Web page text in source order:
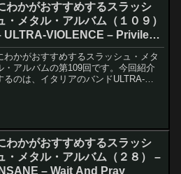
わかがおすすめするスラッシ
・メタル・アルバム（１０９）
ULTRA-VIOLENCE – Privilege
Overcome
わかがおすすめするスラッシュ・メタ
・アルバムの第109回です。今回紹介
るのは、イタリアのバンドULTRA-
わかがおすすめするスラッシ
・メタル・アルバム（２８） –
INSANE – Wait And Pray